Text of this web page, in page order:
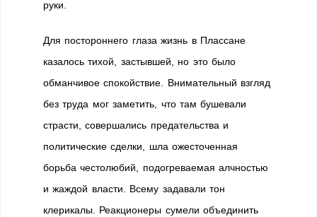
руки.
Для постороннего глаза жизнь в Плассане
казалось тихой, застывшей, но это было
обманчивое спокойствие. Внимательный взгляд
без труда мог заметить, что там бушевали
страсти, совершались предательства и
политические сделки, шла ожесточенная
борьба честолюбий, подогреваемая алчностью
и жаждой власти. Всему задавали тон
клерикалы. Реакционеры сумели объединить